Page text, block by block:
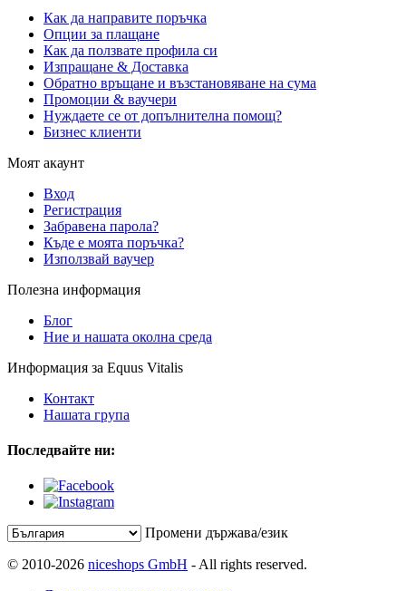
Как да направите поръчка
Опции за плащане
Как да ползвате профила си
Изпращане & Доставка
Обратно връщане и възстановяване на сума
Промоции & ваучери
Нуждаете се от допълнителна помощ?
Бизнес клиенти
Моят акаунт
Вход
Регистрация
Забравена парола?
Къде е моята поръчка?
Използвай ваучер
Полезна информация
Блог
Ние и нашата околна среда
Информация за Equus Vitalis
Контакт
Нашата група
Последвайте ни:
Промени държава/език
© 2010-2026 niceshops GmbH - All rights reserved.